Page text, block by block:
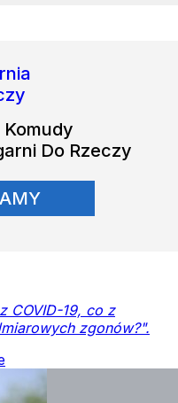
Do Rzeczy
COVID-19, co z
zgonów?".